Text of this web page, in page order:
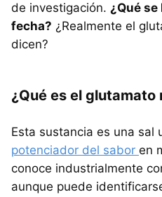
de investigación. ¿Qué
fecha? ¿Realmente el
dicen?
¿Qué es el glutamato
Esta sustancia es una sal
potenciador del sabor en
conoce industrialmente
aunque puede